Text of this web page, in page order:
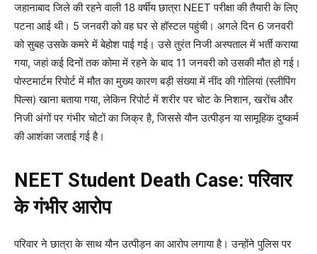
जहानाबाद जिले की रहने वाली 18 वर्षीय छात्रा NEET परीक्षा की तैयारी के लिए
पटना आई थी। 5 जनवरी को वह घर से हॉस्टल पहुंची। अगले दिन 6 जनवरी
को सुबह उसके कमरे में बेहोश पाई गई। उसे तुरंत निजी अस्पताल में भर्ती कराया
गया, जहां कई दिनों तक कोमा में रहने के बाद 11 जनवरी को उसकी मौत हो गई।
पोस्टमार्टम रिपोर्ट में मौत का मुख्य कारण बड़ी संख्या में नींद की गोलियां (स्लीपिंग
पिल्स) खाना बताया गया, लेकिन रिपोर्ट में शरीर पर चोट के निशान, खरोंच और
निजी अंगों पर गंभीर चोटों का जिक्र है, जिससे यौन उत्पीड़न या सामूहिक दुष्कर्म
की आशंका जताई गई है।
NEET Student Death Case: परिवार
के गंभीर आरोप
परिवार ने छात्रा के साथ यौन उत्पीड़न का आरोप लगाया है। उन्होंने पुलिस पर